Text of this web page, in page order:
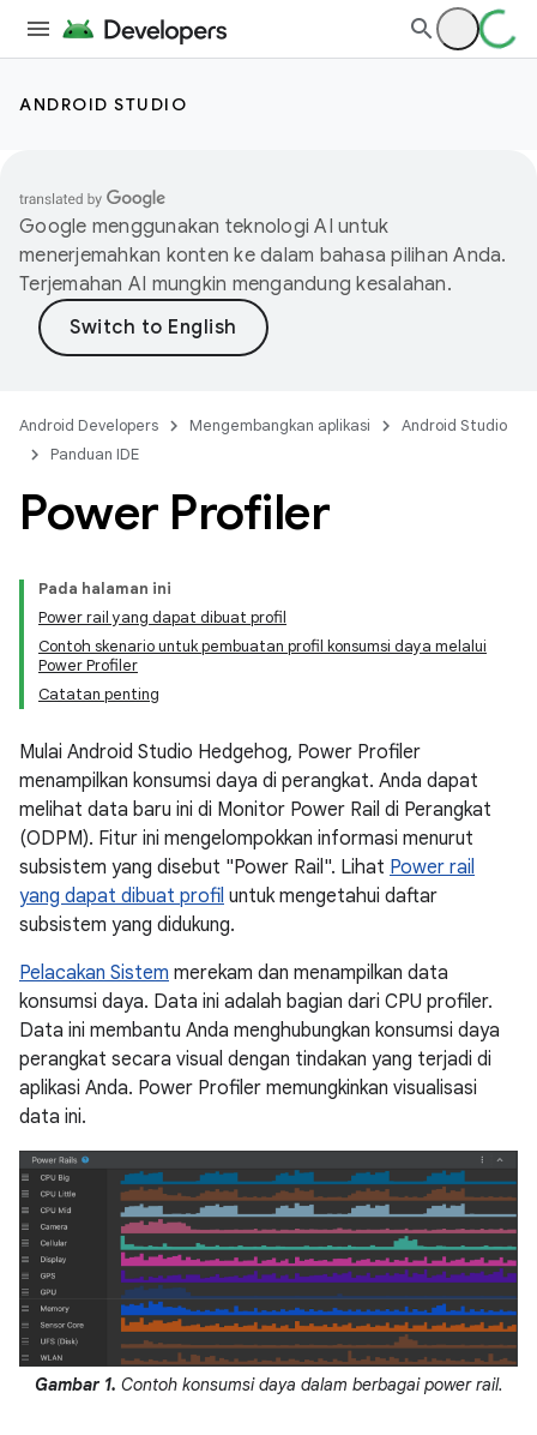
ANDROID STUDIO
Google menggunakan teknologi AI untuk
menerjemahkan konten ke dalam bahasa pilihan Anda.
Terjemahan AI mungkin mengandung kesalahan.
Android Developers Mengembangkan aplikasi
Android Studio
Panduan IDE
Power Profiler
Pada halaman ini
Power rail yang dapat dibuat profil
Contoh skenario untuk pembuatan profil konsumsi daya melalui
Power Profiler
Catatan penting
Mulai Android Studio Hedgehog, Power Profiler
menampilkan konsumsi daya di perangkat. Anda dapat
melihat data baru ini di Monitor Power Rail di Perangkat
(ODPM). Fitur ini mengelompokkan informasi menurut
subsistem yang disebut "Power Rail". Lihat Power rail
yang dapat dibuat profil untuk mengetahui daftar
subsistem yang didukung.
Pelacakan Sistem merekam dan menampilkan data
konsumsi daya. Data ini adalah bagian dari CPU profiler.
Data ini membantu Anda menghubungkan konsumsi daya
perangkat secara visual dengan tindakan yang terjadi di
aplikasi Anda. Power Profiler memungkinkan visualisasi
data ini.
Gambar 1. Contoh konsumsi daya dalam berbagai power rail.